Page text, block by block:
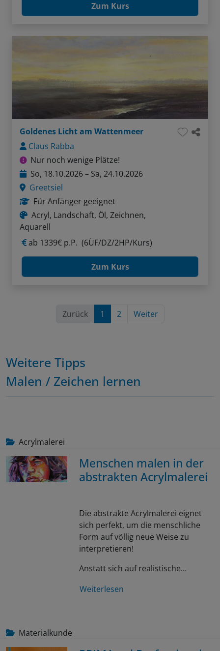
Zum Kurs
Goldenes Licht am Wattenmeer
Claus Rabba
Nur noch wenige Plätze!
So, 18.10.2026 – Sa, 24.10.2026
Greetsiel
Für Anfänger geeignet
Acryl, Landschaft, Öl, Zeichnen,
Aquarell
ab 1339€ p.P. (6ÜF/DZ/2HP/Kurs)
Zum Kurs
Zurück 1 2 Weiter
Weitere Tipps
Malen / Zeichen lernen
Acrylmalerei
Menschen malen in der
abstrakten Acrylmalerei
Die abstrakte Acrylmalerei eignet
sich perfekt, um die menschliche
Form auf völlig neue Weise zu
interpretieren!
Anstatt sich auf realistische…
Weiterlesen
Materialkunde